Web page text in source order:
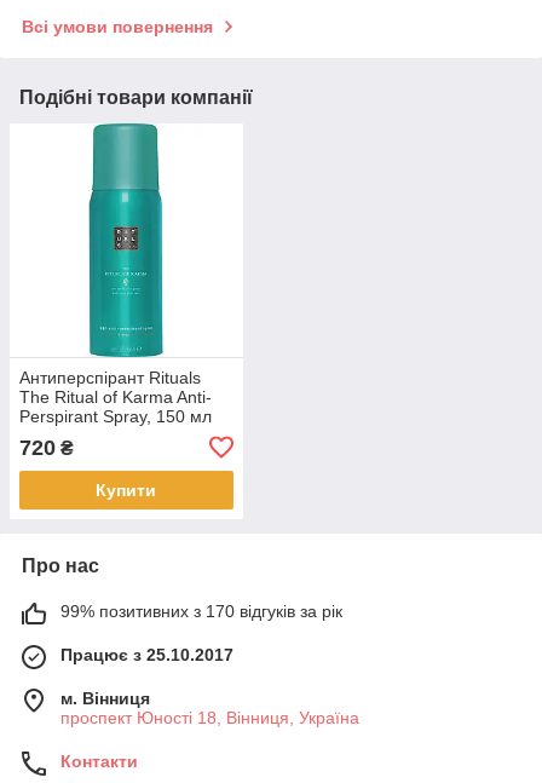
Всі умови повернення
Подібні товари компанії
Антиперспірант Rituals
The Ritual of Karma Anti-
Perspirant Spray, 150 мл
720 ₴
Купити
Про нас
99% позитивних з 170 відгуків за рік
Працює з 25.10.2017
м. Вінниця
проспект Юності 18, Вінниця, Україна
Контакти